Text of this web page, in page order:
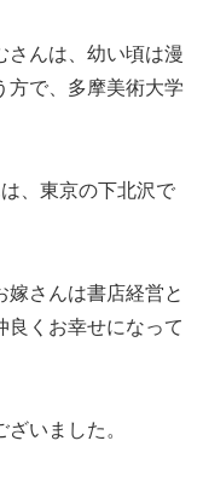
さんは、幼い頃は漫
方で、多摩美術大学
、東京の下北沢で
嫁さんは書店経営と
良くお幸せになって
いました。